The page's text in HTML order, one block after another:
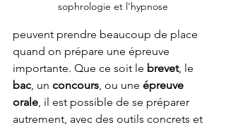
sophrologie et l'hypnose
peuvent prendre beaucoup de place
quand on prépare une épreuve
importante. Que ce soit le brevet, le
bac, un concours, ou une épreuve
orale, il est possible de se préparer
autrement, avec des outils concrets et